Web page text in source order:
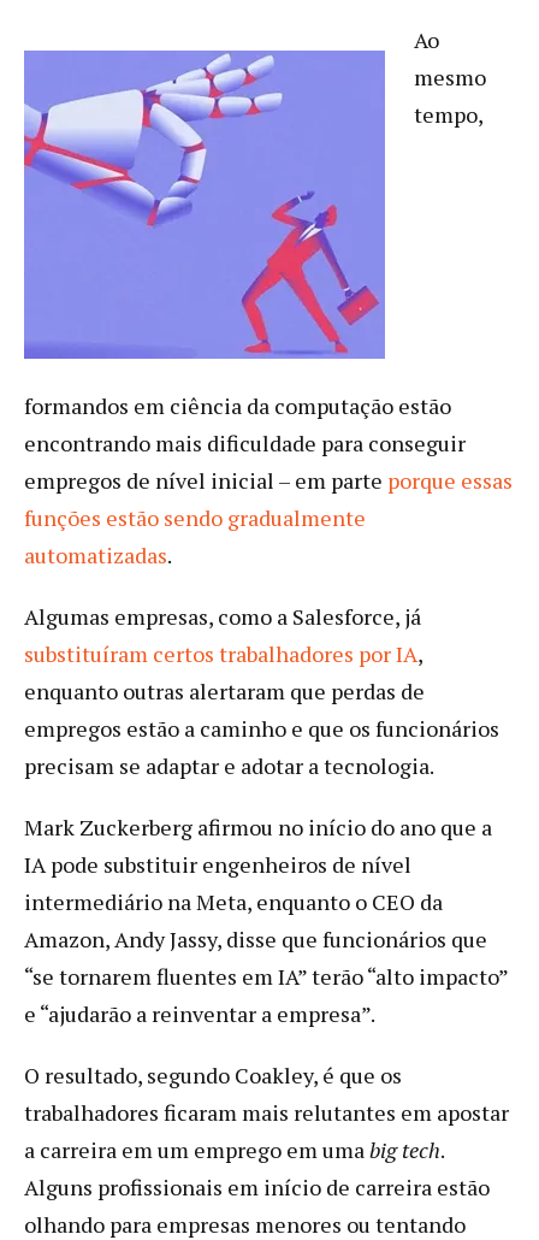
Ao
mesmo
tempo,
formandos em ciência da computação estão
encontrando mais dificuldade para conseguir
empregos de nível inicial – em parte porque essas
funções estão sendo gradualmente
automatizadas.
Algumas empresas, como a Salesforce, já
substituíram certos trabalhadores por IA,
enquanto outras alertaram que perdas de
empregos estão a caminho e que os funcionários
precisam se adaptar e adotar a tecnologia.
Mark Zuckerberg afirmou no início do ano que a
IA pode substituir engenheiros de nível
intermediário na Meta, enquanto o CEO da
Amazon, Andy Jassy, disse que funcionários que
“se tornarem fluentes em IA” terão “alto impacto”
e “ajudarão a reinventar a empresa”.
O resultado, segundo Coakley, é que os
trabalhadores ficaram mais relutantes em apostar
a carreira em um emprego em umabig tech.
Alguns profissionais em início de carreira estão
olhando para empresas menores ou tentando